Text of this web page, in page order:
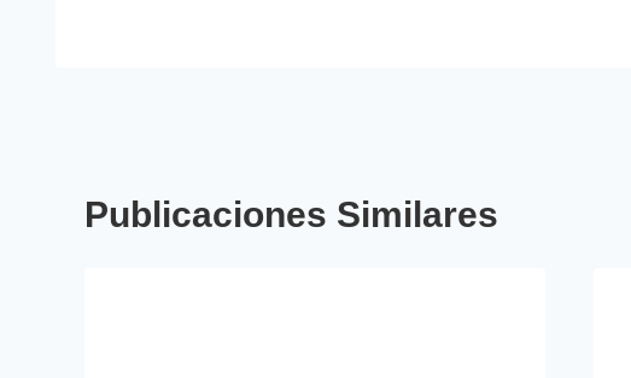
Publicaciones Similares